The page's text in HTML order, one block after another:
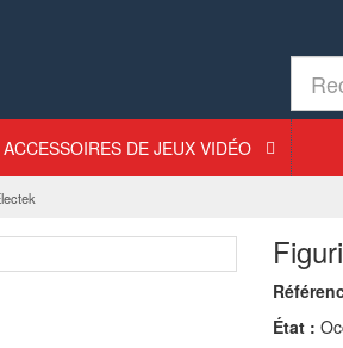
ACCESSOIRES DE JEUX VIDÉO
État :